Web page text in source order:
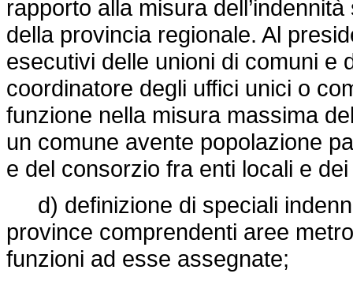
rapporto alla misura
della provincia regionale. Al
esecutivi delle unioni di comuni e
coordinatore degli uffici unici o
funzione nella misura massima
un comune avente popolazione
e del consorzio fra enti locali e
d) definizione di speciali
province comprendenti aree
funzioni ad esse assegnate;